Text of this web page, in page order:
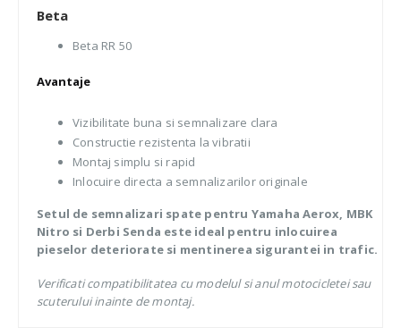
Beta
Beta RR 50
Avantaje
Vizibilitate buna si semnalizare clara
Constructie rezistenta la vibratii
Montaj simplu si rapid
Inlocuire directa a semnalizarilor originale
Setul de semnalizari spate pentru Yamaha Aerox, MBK
Nitro si Derbi Senda este ideal pentru inlocuirea
pieselor deteriorate si mentinerea sigurantei in trafic.
Verificati compatibilitatea cu modelul si anul motocicletei sau
scuterului inainte de montaj.